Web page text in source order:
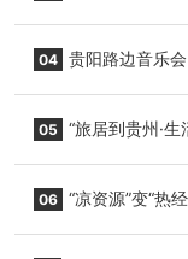
04 贵阳路边音乐
05 “旅居到贵州·
06 “凉资源”变“热